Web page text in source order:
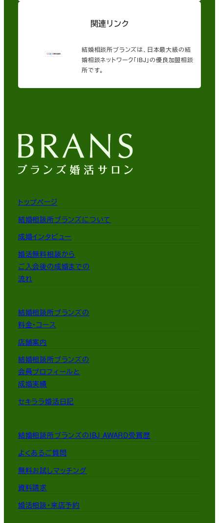
関連リンク
結婚相談所ブランズは、日本最大級の結
婚相談ネットワーク「IBJ」の優良加盟相談
所です。
トップページ
結婚相談所ブランズについて
成婚インタビュー
婚活無料相談から
ご入会後の成婚までの
流れ
結婚相談所ブランズの
料金・コース
店舗案内
結婚相談所ブランズの
会員プロフィールと
成婚実績
セキララ婚活日記
結婚相談所ブランズのIBJ AWARD受賞歴
よくあるご質問
無料お試しマッチング
資料請求
婚活相談・来店予約